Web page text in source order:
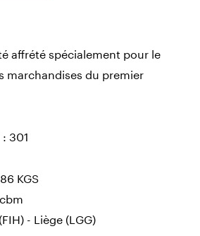
affrété spécialement pour le
marchandises du premier
301
KGS
- Liège (LGG)